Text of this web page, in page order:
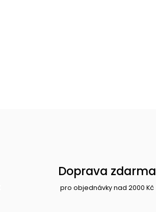
Doprava zdarma
pro objednávky nad 2000 Kč